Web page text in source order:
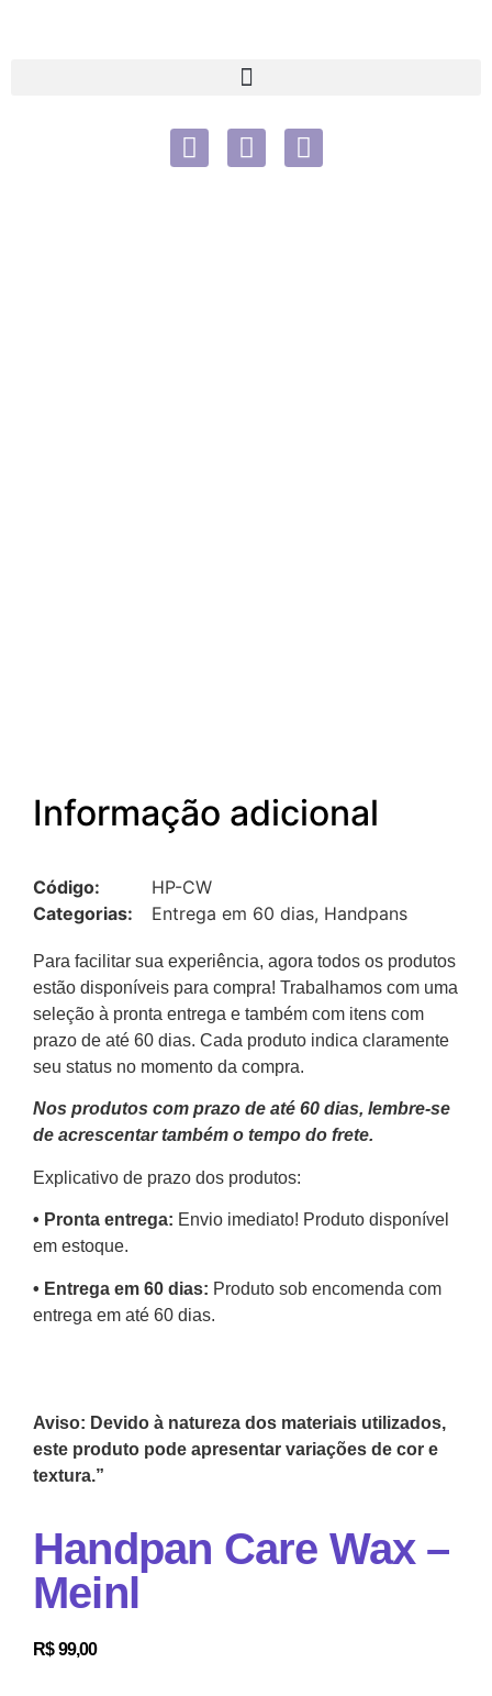
Informação adicional
Código:
HP-CW
Categorias:
Entrega em 60 dias, Handpans
Para facilitar sua experiência, agora todos os produtos
estão disponíveis para compra! Trabalhamos com uma
seleção à pronta entrega e também com itens com
prazo de até 60 dias. Cada produto indica claramente
seu status no momento da compra.
Nos produtos com prazo de até 60 dias, lembre-se
de acrescentar também o tempo do frete.
Explicativo de prazo dos produtos:
•⁠ ⁠Pronta entrega: Envio imediato! Produto disponível
em estoque.
•⁠ Entrega em 60 dias: Produto sob encomenda com
entrega em até 60 dias.
Aviso: Devido à natureza dos materiais utilizados,
este produto pode apresentar variações de cor e
textura.”
Handpan Care Wax –
Meinl
R$99,00